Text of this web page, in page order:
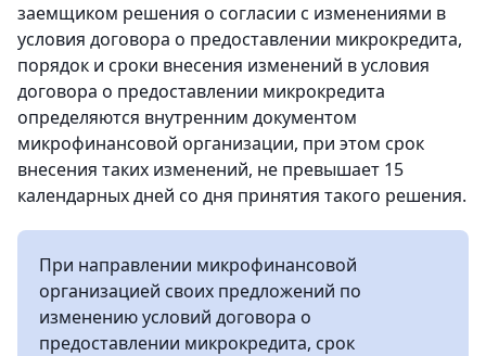
заемщиком решения о согласии с изменениями в
условия договора о предоставлении микрокредита,
порядок и сроки внесения изменений в условия
договора о предоставлении микрокредита
определяются внутренним документом
микрофинансовой организации, при этом срок
внесения таких изменений, не превышает 15
календарных дней со дня принятия такого решения.
При направлении микрофинансовой
организацией своих предложений по
изменению условий договора о
предоставлении микрокредита, срок